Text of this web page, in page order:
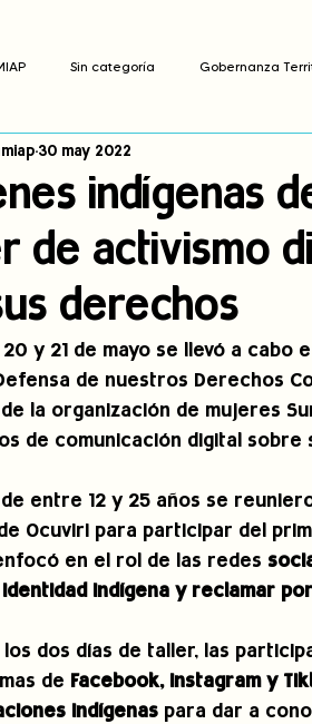
Sin categoría Gobernanza
Navegador indígena
Observatorio de consulta previa
indígenas
de activismo
derechos
30 may 2022
20 y 21 de mayo se llevó a
de nuestros Derechos
de la organización de mujeres
de comunicación digital
de entre 12 y 25 años se
Ocuviri para participar del
en el rol de las redes
indígena y reclamar
los dos días de taller, las
de Facebook, Instagram y
indígenas para dar a